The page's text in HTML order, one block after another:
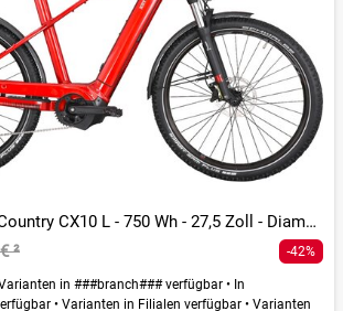
Quadriga Town & Country CX10 L - 750 Wh - 27,5 Zoll - Diamant
€² -42%
in ###branch### verfügbar • In
• Varianten in Filialen verfügbar • Varianten